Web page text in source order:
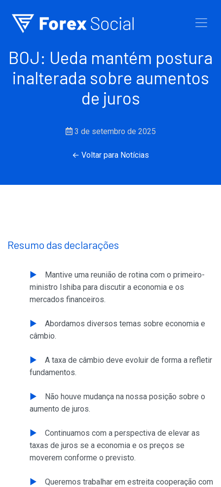
BOJ: Ueda mantém postura
inalterada sobre aumentos
de juros
3 de setembro de 2025
← Voltar para Notícias
Resumo das declarações
Mantive uma reunião de rotina com o primeiro-
ministro Ishiba para discutir a economia e os
mercados financeiros.
Abordamos diversos temas sobre economia e
câmbio.
A taxa de câmbio deve evoluir de forma a refletir
fundamentos.
Não houve mudança na nossa posição sobre o
aumento de juros.
Continuamos com a perspectiva de elevar as
taxas de juros se a economia e os preços se
moverem conforme o previsto.
Queremos trabalhar em estreita cooperação com